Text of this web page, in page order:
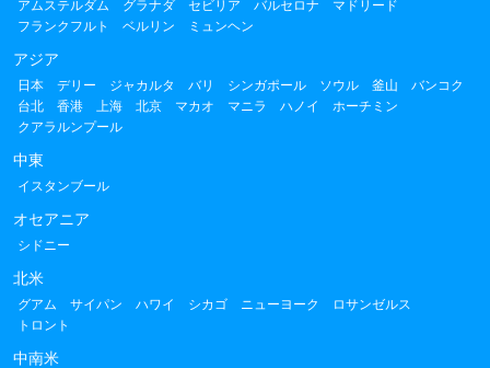
アムステルダム
グラナダ セビリア バルセロナ
マドリード
フランクフルト
ベルリン ミュンヘン
アジア
日本 デリー ジャカルタ バリ シンガポール ソウル 釜山
バンコク
台北
香港 上海 北京 マカオ マニラ ハノイ
ホーチミン
クアラルンプール
中東
イスタンブール
オセアニア
シドニー
北米
グアム サイパン ハワイ シカゴ ニューヨーク
ロサンゼルス
トロント
中南米